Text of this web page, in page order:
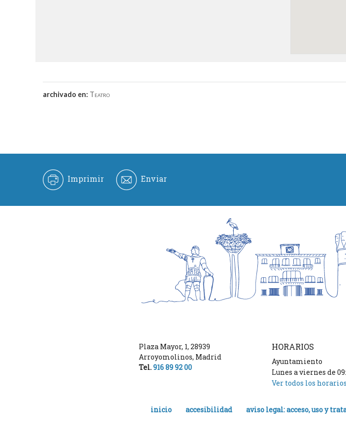
archivado en: Teatro
Imprimir Enviar
Plaza Mayor, 1, 28939
Arroyomolinos, Madrid
Tel.916 89 92 00
HORARIOS
Ayuntamiento
Lunes a viernes de
Ver todos los horarios
inicio accesibilidad aviso legal: acceso, uso y